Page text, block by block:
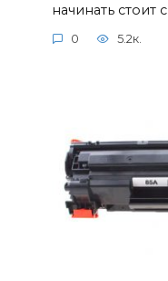
начинать стоит с
0 5.2к.